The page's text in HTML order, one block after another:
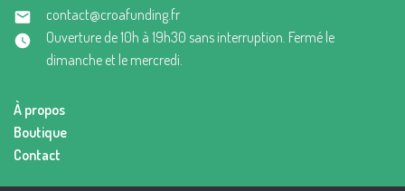
contact@croafunding.fr
Ouverture de 10h à 19h30 sans interruption. Fermé le
dimanche et le mercredi.
À propos
Boutique
Contact